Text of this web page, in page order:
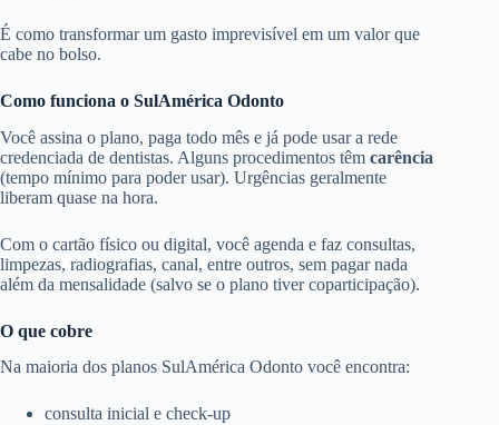
É como transformar um gasto imprevisível em um valor que
cabe no bolso.
Como funciona o SulAmérica Odonto
Você assina o plano, paga todo mês e já pode usar a rede
credenciada de dentistas. Alguns procedimentos têm carência
(tempo mínimo para poder usar). Urgências geralmente
liberam quase na hora.
Com o cartão físico ou digital, você agenda e faz consultas,
limpezas, radiografias, canal, entre outros, sem pagar nada
além da mensalidade (salvo se o plano tiver coparticipação).
O que cobre
Na maioria dos planos SulAmérica Odonto você encontra:
consulta inicial e check-up